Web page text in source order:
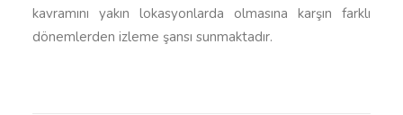
kavramını yakın lokasyonlarda olmasına karşın farklı
dönemlerden izleme şansı sunmaktadır.